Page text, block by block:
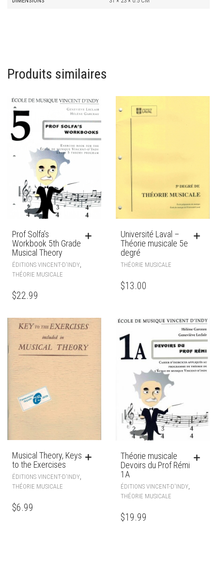
Produits similaires
Prof Solfa’s
Workbook 5th Grade
Musical Theory
ÉDITIONS VINCENT-D'INDY
THÉORIE MUSICALE
$22.99
Université Laval –
Théorie musicale 5e
degré
THÉORIE MUSICALE
$13.00
Musical Theory, Keys
to the Exercises
ÉDITIONS VINCENT-D'INDY,
THÉORIE MUSICALE
$6.99
Théorie musicale
Devoirs du Prof Rémi
1A
ÉDITIONS VINCENT-D'INDY
THÉORIE MUSICALE
$19.99